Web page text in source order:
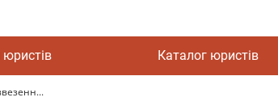
юристів Каталог юристів